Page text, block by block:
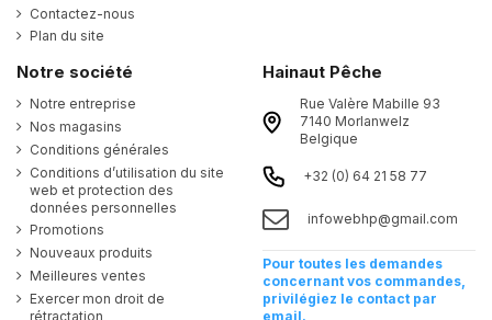
Contactez-nous
Plan du site
Notre société
Notre entreprise
Nos magasins
Conditions générales
Conditions d’utilisation du site
web et protection des
données personnelles
Promotions
Nouveaux produits
Meilleures ventes
Exercer mon droit de
rétractation
Hainaut Pêche
Rue Valère Mabille 93
7140 Morlanwelz
Belgique
+32 (0) 64 21 58 77
infowebhp@gmail.com
Pour toutes les demandes
concernant vos commandes,
privilégiez le contact par
email.